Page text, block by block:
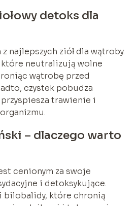
detoks dla
najlepszych ziół dla wątroby.
neutralizują wolne
wątrobę przed
czystek pobudza
trawienie i
– dlaczego warto
cenionym za swoje
i detoksykujące.
bilobalidy, które chronią